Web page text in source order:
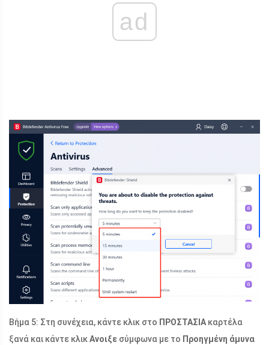
ad
Βήμα 5: Στη συνέχεια, κάντε κλικ στο ΠΡΟΣΤΑΣΙΑκαρτέλα
ξανά και κάντε κλικΑνοιξε σύμφωνα με το Προηγμένη άμυνα